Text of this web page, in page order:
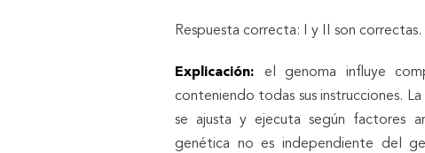
Respuesta correcta: I y II son correctas.
Explicación: el genoma influye
conteniendo todas sus instrucciones.
se ajusta y ejecuta según factores
genética no es independiente del